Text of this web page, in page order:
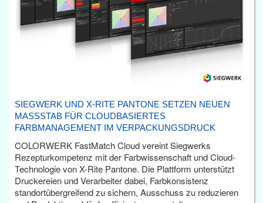
SIEGWERK UND X-RITE PANTONE SETZEN NEUEN
MASSSTAB FÜR CLOUDBASIERTES F
ARBMANAGEMENT IM VERPACKUNGSDRUCK
COLORWERK FastMatch Cloud vereint Siegwerks
Rezepturkompetenz mit der Farbwissenschaft und Cloud-
Technologie von X-Rite Pantone. Die Plattform unterstützt
Druckereien und Verarbeiter dabei, Farbkonsistenz
standortübergreifend zu sichern, Ausschuss zu reduzieren